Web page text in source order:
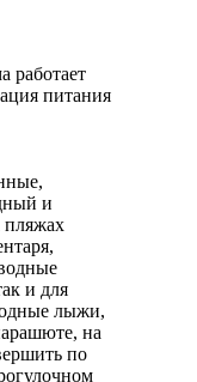
работает
питания
и
пляжах
и для
лыжи,
на
по